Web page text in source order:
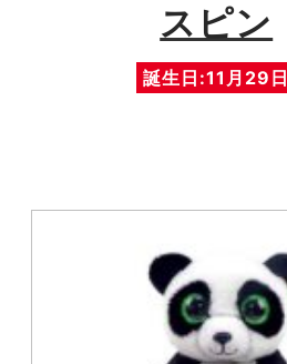
スピン
誕生日:11月29日